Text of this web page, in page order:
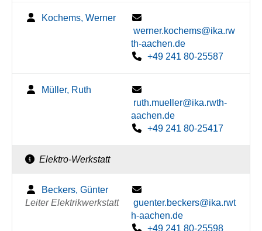
Kochems, Werner
werner.kochems@ika.rw
th-aachen.de
+49 241 80-25587
Müller, Ruth
ruth.mueller@ika.rwth-
aachen.de
+49 241 80-25417
Elektro-Werkstatt
Beckers, Günter
Leiter Elektrikwerkstatt
guenter.beckers@ika.rwt
h-aachen.de
+49 241 80-25598